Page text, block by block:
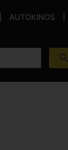
AUTOKINOS